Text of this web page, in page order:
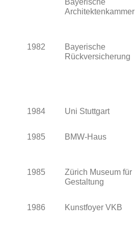
Architektenkammer
1982
Bayerische
Rückversicherung
1984 Uni Stuttgart
1985 BMW-Haus
1985
Zürich Museum für
Gestaltung
1986 Kunstfoyer VKB